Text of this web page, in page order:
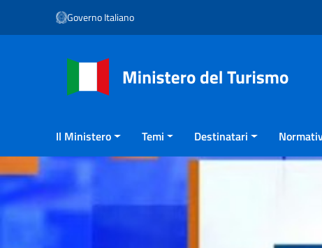
Vai ai contenuti
Vai al menu di navigazione
Governo Italiano
Il Ministero Temi Destinatari